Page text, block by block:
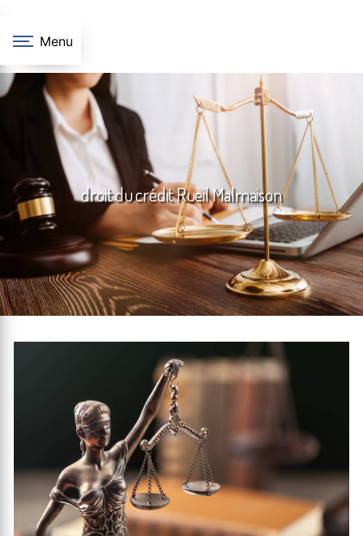
Menu
droit du crédit Rueil Malmaison